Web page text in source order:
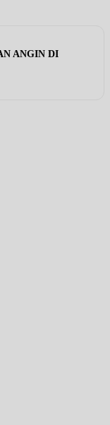
ANGIN DI